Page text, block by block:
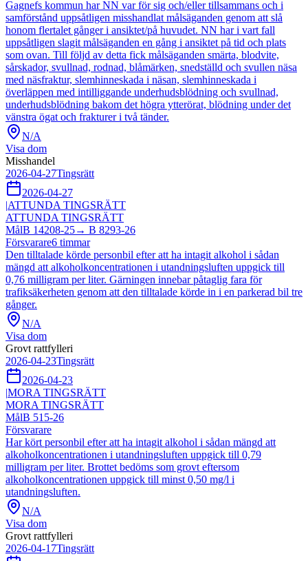
Gagnefs kommun har NN var för sig och/eller tillsammans och i
samförstånd uppsåtligen misshandlat målsäganden genom att slå
honom flertalet gånger i ansiktet/på huvudet. NN har i vart fall
uppsåtligen slagit målsäganden en gång i ansiktet på tid och plats
som ovan. Till följd av detta fick målsäganden smärta, blodvite,
sårskador, svullnad, rodnad, blåmärken, snedställd och svullen näsa
med näsfraktur, slemhinneskada i näsan, slemhinneskada i
överläppen med intilliggande underhudsblödning och svullnad,
underhudsblödning bakom det högra ytterörat, blödning under det
vänstra ögat och frakturer i två tänder.
N/A
Visa dom
Misshandel
2026-04-27Tingsrätt
2026-04-27
|ATTUNDA TINGSRÄTT
ATTUNDA TINGSRÄTT
MålB 14208-25→ B 8293-26
Försvarare6 timmar
Den tilltalade körde personbil efter att ha intagit alkohol i sådan
mängd att alkoholkoncentrationen i utandningsluften uppgick till
0,76 milligram per liter. Gärningen innebar påtaglig fara för
trafiksäkerheten genom att den tilltalade körde in i en parkerad bil tre
gånger.
N/A
Visa dom
Grovt rattfylleri
2026-04-23Tingsrätt
2026-04-23
|MORA TINGSRÄTT
MORA TINGSRÄTT
MålB 515-26
Försvarare
Har kört personbil efter att ha intagit alkohol i sådan mängd att
alkoholkoncentrationen i utandningsluften uppgick till 0,79
milligram per liter. Brottet bedöms som grovt eftersom
alkoholkoncentrationen uppgick till minst 0,50 mg/l i
utandningsluften.
N/A
Visa dom
Grovt rattfylleri
2026-04-17Tingsrätt